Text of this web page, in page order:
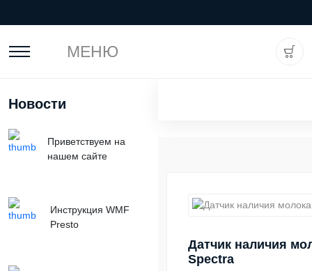
МЕНЮ
Новости
Приветствуем на
нашем сайте
Инструкция WMF
Presto
Датчик наличия
Spectra